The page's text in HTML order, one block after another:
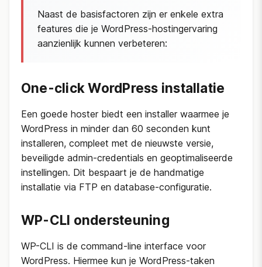
Naast de basisfactoren zijn er enkele extra
features die je WordPress-hostingervaring
aanzienlijk kunnen verbeteren:
One-click WordPress installatie
Een goede hoster biedt een installer waarmee je
WordPress in minder dan 60 seconden kunt
installeren, compleet met de nieuwste versie,
beveiligde admin-credentials en geoptimaliseerde
instellingen. Dit bespaart je de handmatige
installatie via FTP en database-configuratie.
WP-CLI ondersteuning
WP-CLI is de command-line interface voor
WordPress. Hiermee kun je WordPress-taken